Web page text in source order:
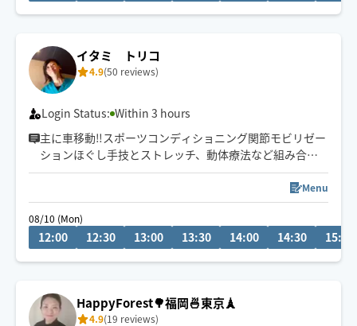
イタミ トリコ
4.9(50 reviews)
Login Status: Within 3 hours
主に車移動‼️スポーツコンディショニング関節モビリゼー
ションほぐし手技とストレッチ、動体療法など組み合わ
せます。
特に腰痛のほぐしポイント、背骨コンディショニング、
肩甲骨のゆるふわモビリゼーション、痛みのある方には
手・首・足活コンディショニングを堪能していただけま
す。
県外出張は、90分〜お願いいたします🙇‍♀️
Menu
08/10 (Mon)
12:00 12:30 13:00 13:30 14:00 14:30 15:00
HappyForest🌳福岡🍜東京🗼
4.9(19 reviews)